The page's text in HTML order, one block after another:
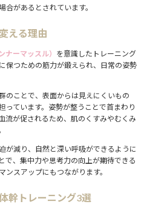
があるとされています。
える理由
ナーマッスル） を意識したトレーニング
保つための筋力が鍛えられ、日常の姿勢
のことで、表面からは見えにくいもの
っています。姿勢が整うことで首まわり
流が促されるため、肌のくすみやむくみ
が減り、自然と深い呼吸ができるように
で、集中力や思考力の向上が期待できる
ンスアップにもつながります。
幹トレーニング3選